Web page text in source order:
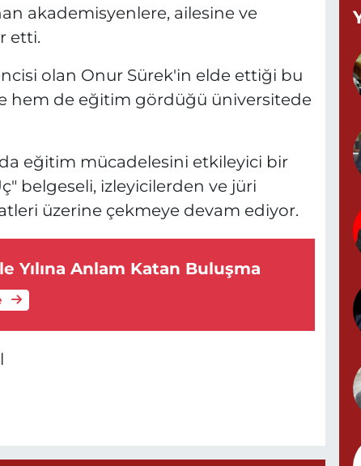
akademisyenlere, ailesine ve
etti.
olan Onur Sürek'in elde ettiği bu
hem de eğitim gördüğü üniversitede
eğitim mücadelesini etkileyici bir
belgeseli, izleyicilerden ve jüri
üzerine çekmeye devam ediyor.
Yılına Anlam Katan Buluşma